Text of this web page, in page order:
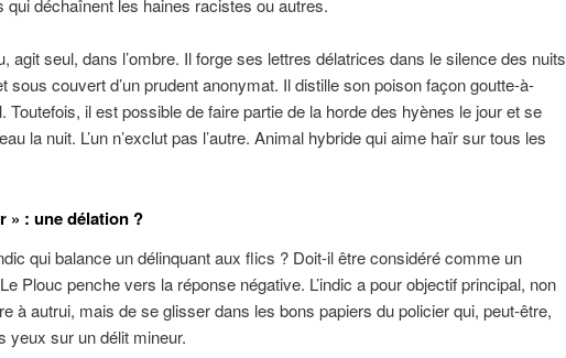
qui déchaînent les haines racistes ou autres.
agit seul, dans l’ombre. Il forge ses lettres délatrices dans le silence des nuits
sous couvert d’un prudent anonymat. Il distille son poison façon goutte-à-
Toutefois, il est possible de faire partie de la horde des hyènes le jour et se
la nuit. L’un n’exclut pas l’autre. Animal hybride qui aime haïr sur tous les
» : une délation ?
qui balance un délinquant aux flics ? Doit-il être considéré comme un
Plouc penche vers la réponse négative. L’indic a pour objectif principal, non
à autrui, mais de se glisser dans les bons papiers du policier qui, peut-être,
yeux sur un délit mineur.